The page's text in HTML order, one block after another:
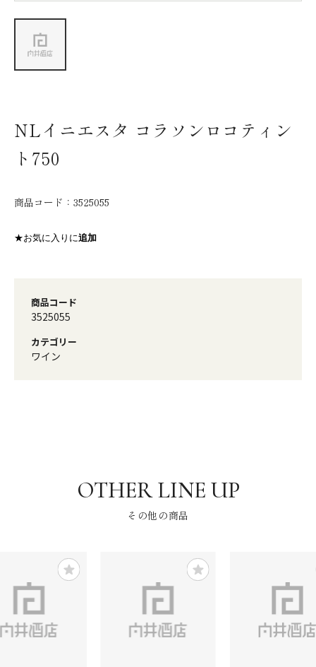
NLイニエスタ コラソンロコティン
ト750
商品コード： 3525055
★お気に入りに追加
商品コード
3525055
カテゴリー
ワイン
その他の商品